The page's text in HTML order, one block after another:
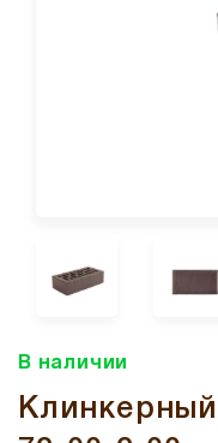
В наличии